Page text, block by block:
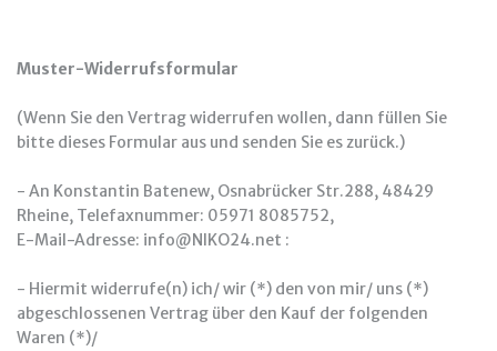
Muster-Widerrufsformular
(Wenn Sie den Vertrag widerrufen wollen, dann füllen Sie
bitte dieses Formular aus und senden Sie es zurück.)
- An Konstantin Batenew, Osnabrücker Str.288, 48429
Rheine, Telefaxnummer: 05971 8085752,
E-Mail-Adresse: info@NIKO24.net :
- Hiermit widerrufe(n) ich/ wir (*) den von mir/ uns (*)
abgeschlossenen Vertrag über den Kauf der folgenden
Waren (*)/